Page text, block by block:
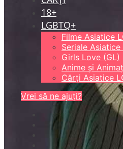
18+
LGBTQ+
Filme Asiatice
Seriale Asiatice
Girls Love (GL)
Anime și
Cărți Asiatice
Vrei să ne ajuți?